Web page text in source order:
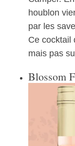
houblon
par les
Ce cocktail
mais pas
Blossom